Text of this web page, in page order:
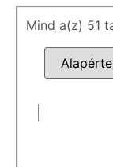
Mind a(z) 51